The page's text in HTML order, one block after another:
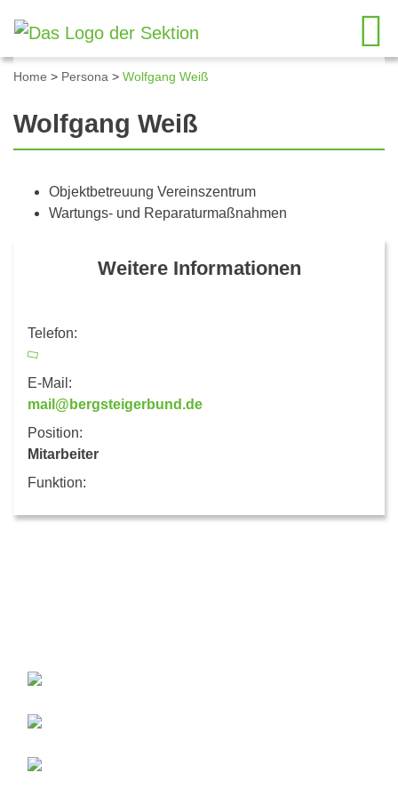
Home > Persona > Wolfgang Weiß
Wolfgang Weiß
Objektbetreuung Vereinszentrum
Wartungs- und Reparaturmaßnahmen
Weitere Informationen
Telefon:
E-Mail:
mail@bergsteigerbund.de
Position:
Mitarbeiter
Funktion: